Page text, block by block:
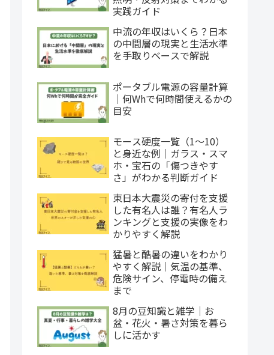
実践ガイド
中流の年収はいくら？日本
の中間層の現実と生活水準
を手取りベースで解説
ポータブル電源の容量計算
｜何Whで何時間使えるかの
目安
モース硬度一覧（1〜10）
と身近な例｜ガラス・スマ
ホ・宝石の「傷つきやす
さ」がわかる判断ガイド
東日本大震災の寄付を支援
した有名人は誰？有名人ラ
ンキングと支援の実像をわ
かりやすく解説
猛暑と酷暑の違いをわかり
やすく解説｜気温の基準、
危険サイン、停電時の備え
まで
8月の豆知識と雑学｜お
盆・花火・暑さ対策を暮ら
しに活かす